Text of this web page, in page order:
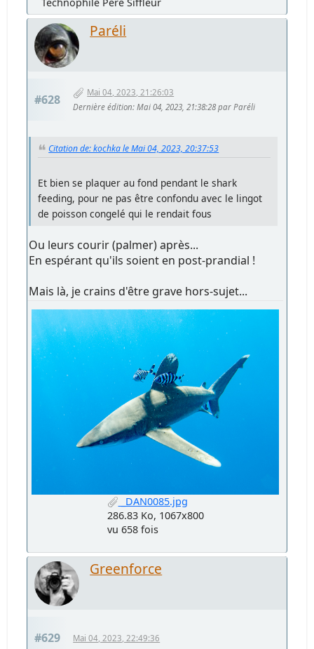
Paréli
#628
Mai 04, 2023, 21:26:03
Dernière édition: Mai 04, 2023, 21:38:28 par Paréli
Citation de: kochka le Mai 04, 2023, 20:37:53
Et bien se plaquer au fond pendant le shark
feeding, pour ne pas être confondu avec le lingot
de poisson congelé qui le rendait fous
Ou leurs courir (palmer) après...
En espérant qu'ils soient en post-prandial !
Mais là, je crains d'être grave hors-sujet...
_DAN0085.jpg
286.83 Ko, 1067x800
vu 658 fois
Greenforce
#629 Mai 04, 2023, 22:49:36